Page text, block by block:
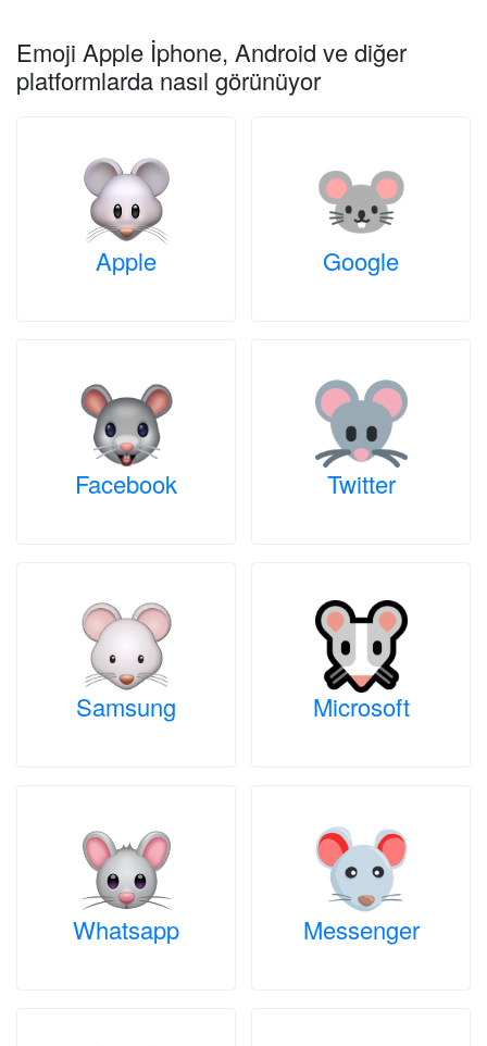
Emoji Apple İphone, Android ve diğer
platformlarda nasıl görünüyor
Apple Google
Facebook Twitter
Samsung Microsoft
Whatsapp Messenger